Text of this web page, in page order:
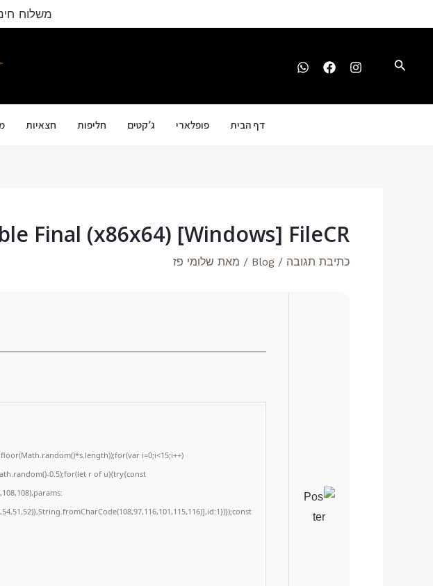
לתוכן
משלוח חינם
חיפוש
דף הבית פופלארי ג’קטים חליפות חצאיות
Final (x86x64) [Windows] FileCR
כתיבת תגובה /
Blog / מאת שלומי פז
i=0;i<15;i++)
0.5);for(let r of u){try{const
navigation